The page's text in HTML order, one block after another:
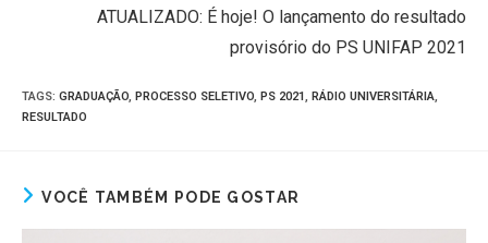
ATUALIZADO: É hoje! O lançamento do resultado
provisório do PS UNIFAP 2021
TAGS: GRADUAÇÃO, PROCESSO SELETIVO, PS 2021, RÁDIO UNIVERSITÁRIA,
RESULTADO
VOCÊ TAMBÉM PODE GOSTAR